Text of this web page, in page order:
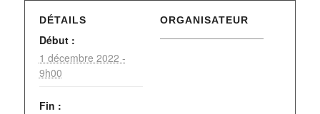
DÉTAILS
Début :
1 décembre 2022 -
9h00
Fin :
ORGANISATEUR